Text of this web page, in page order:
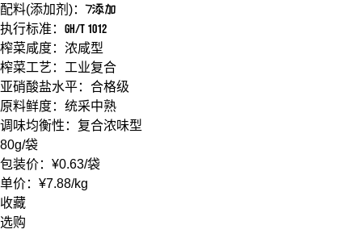
配料(添加剂)：7添加
执行标准： GH/T 1012
榨菜咸度： 浓咸型
榨菜工艺： 工业复合
亚硝酸盐水平： 合格级
原料鲜度： 统采中熟
调味均衡性： 复合浓味型
80g/袋
包装价： ¥0.63/袋
单价： ¥7.88/kg
收藏
选购